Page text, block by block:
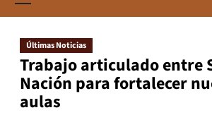
Últimas Noticias
Trabajo articulado entre
Nación para fortalecer
aulas